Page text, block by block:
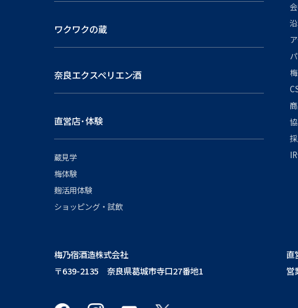
ワクワクの蔵
奈良エクスペリエン酒
直営店･体験
蔵見学
梅体験
麹活用体験
ショッピング・試飲
梅乃宿酒造株式会社
〒639-2135 奈良県葛城市寺口27番地1
直
営